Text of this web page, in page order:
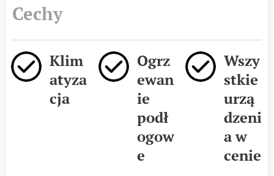
Cechy
Klim
atyza
cja
Ogrz
ewan
ie
podł
ogow
e
Wszy
stkie
urzą
dzeni
a w
cenie